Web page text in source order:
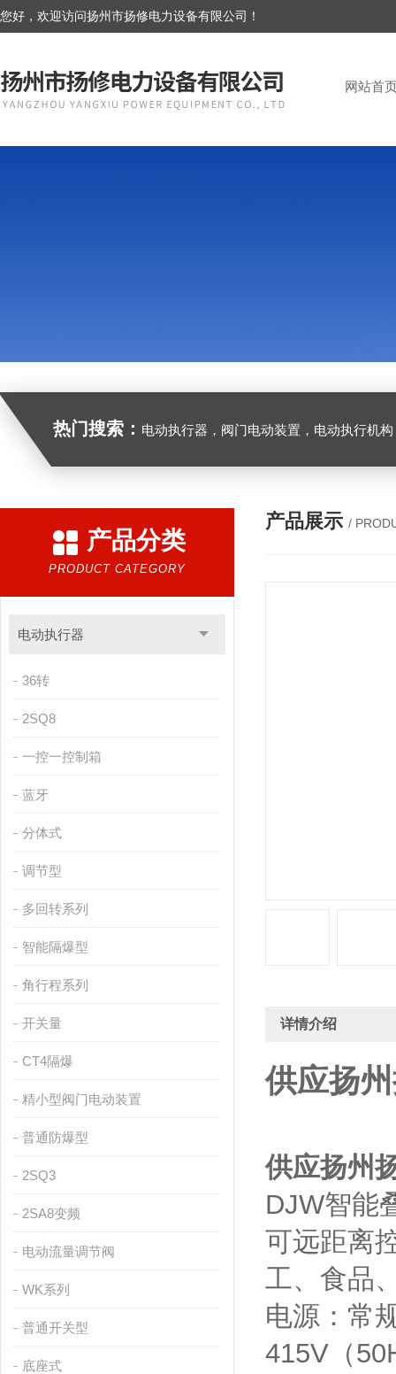
您好，欢迎访问扬州市扬修电力设备有限公司！
网站首
热门搜索： 电动执行器，阀门电动装置，电动执行机构，阀门驱动装置，电动头，角行
产品分类
PRODUCT CATEGORY
电动执行器
36转
2SQ8
一控一控制箱
蓝牙
分体式
调节型
多回转系列
智能隔爆型
角行程系列
开关量
CT4隔爆
精小型阀门电动装置
普通防爆型
2SQ3
2SA8变频
电动流量调节阀
WK系列
普通开关型
底座式
产品展示 /
详情介绍
供应扬
供应扬州
DJW智能
可远距离
工、食品
电源：常
415V（